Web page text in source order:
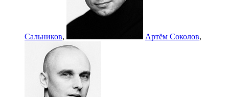
Сальников, Артём Соколов,